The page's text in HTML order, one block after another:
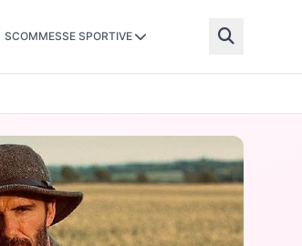
SCOMMESSE SPORTIVE